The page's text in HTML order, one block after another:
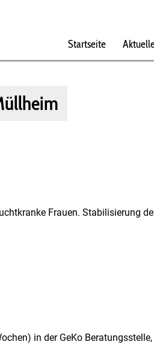
Startseite
Frauen. Stabilisierung
in der GeKo